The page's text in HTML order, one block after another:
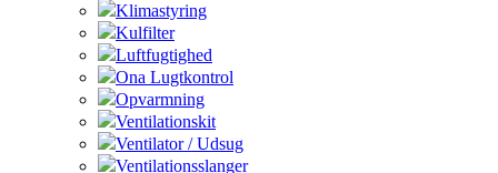
Klimastyring
Kulfilter
Luftfugtighed
Ona Lugtkontrol
Opvarmning
Ventilationskit
Ventilator / Udsug
Ventilationsslanger